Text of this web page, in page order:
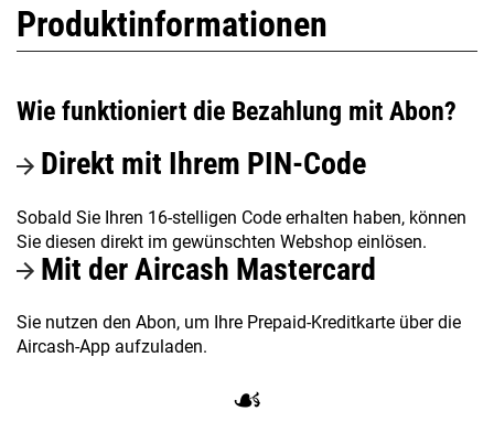
Produktinformationen
Wie funktioniert die Bezahlung mit Abon?
Direkt mit Ihrem PIN-Code
Sobald Sie Ihren 16-stelligen Code erhalten haben, können
Sie diesen direkt im gewünschten Webshop einlösen.
Mit der Aircash Mastercard
Sie nutzen den Abon, um Ihre Prepaid-Kreditkarte über die
Aircash-App aufzuladen.
☙